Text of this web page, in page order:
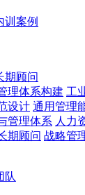
训案例
期顾问
理体系构建 工
设计 通用管理
管理体系 人力
期顾问 战略管
队